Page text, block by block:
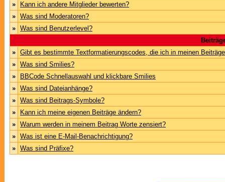
»
Kann ich andere Mitglieder bewerten?
» Was sind Moderatoren?
» Was sind Benutzerlevel?
» Gibt es bestimmte Textformatierungscodes, die ich in meinen
» Was sind Smilies?
»
BBCode Schnellauswahl und klickbare Smilies
» Was sind Dateianhänge?
» Was sind Beitrags-Symbole?
»
Kann ich meine eigenen Beiträge ändern?
» Warum werden in meinem Beitrag Worte zensiert?
» Was ist eine E-Mail-Benachrichtigung?
» Was sind Präfixe?